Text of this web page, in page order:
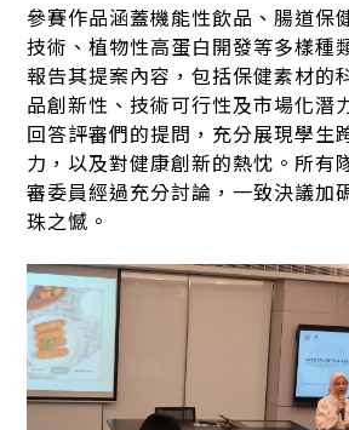
參賽作品涵蓋機能性飲品、腸道保
技術、植物性高蛋白開發等多樣種
報告其提案內容，包括保健素材的
品創新性、技術可行性及市場化潛
回答評審們的提問，充分展現學生
力，以及對健康創新的熱忱。所有
審委員經過充分討論，一致決議加
珠之憾。